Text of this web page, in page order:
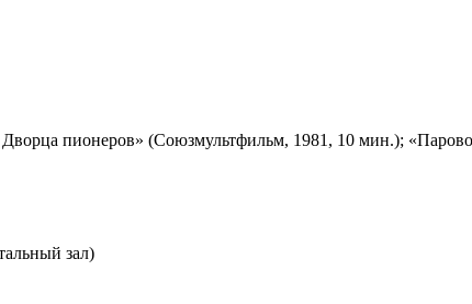
пионеров» (Союзмультфильм, 1981, 10 мин.);
зал)